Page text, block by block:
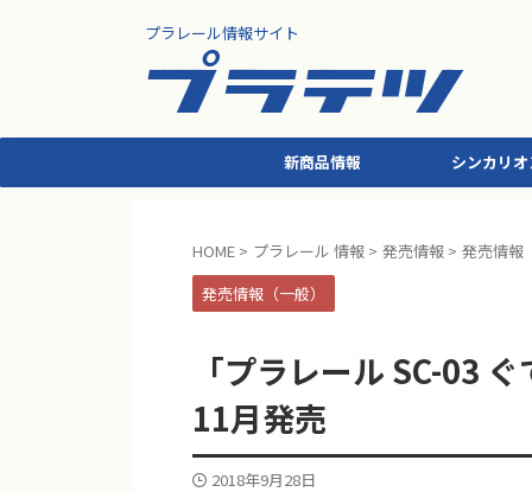
プラレール情報サイト
新商品情報 シンカリ
HOME > プラレール 情報 > 発売情報 > 発売情報
発売情報（一般）
「プラレール SC-03
11月発売
2018年9月28日